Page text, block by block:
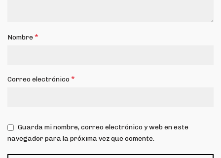
Nombre*
Correo electrónico*
Guarda mi nombre, correo electrónico y web en este
navegador para la próxima vez que comente.